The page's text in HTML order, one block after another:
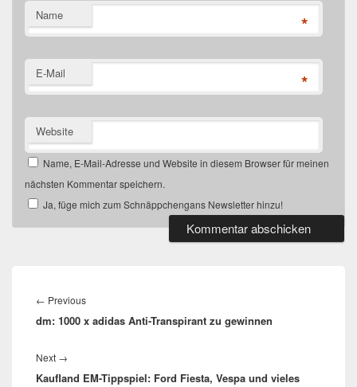
Name *
E-Mail *
Website
Name, E-Mail-Adresse und Website in diesem Browser für meinen
nächsten Kommentar speichern.
Ja, füge mich zum Schnäppchengans Newsletter hinzu!
← PreviousPrevious
post:
dm: 1000 x adidas Anti-Transpirant zu gewinnen
Next →
post:
Kaufland EM-Tippspiel: Ford Fiesta, Vespa und vieles